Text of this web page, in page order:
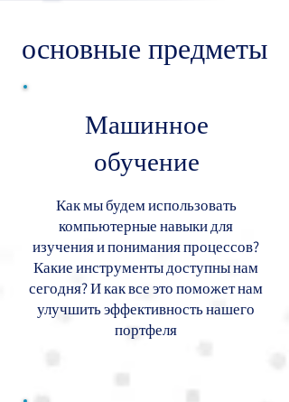
основные предметы
Машинное
обучение
Как мы будем использовать
компьютерные навыки для
изучения и понимания процессов?
Какие инструменты доступны нам
сегодня? И как все это поможет нам
улучшить эффективность нашего
портфеля